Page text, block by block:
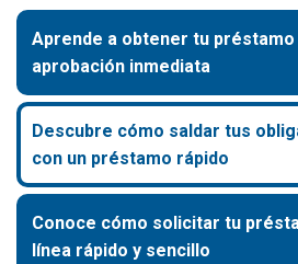
Aprende a obtener tu préstamo
aprobación inmediata
Descubre cómo saldar tus
con un préstamo rápido
Conoce cómo solicitar tu
línea rápido y sencillo